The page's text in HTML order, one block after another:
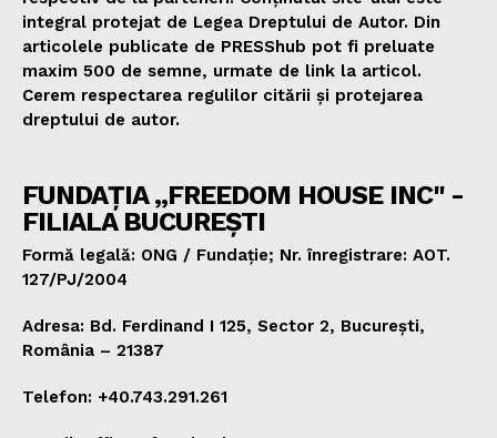
integral protejat de Legea Dreptului de Autor. Din
articolele publicate de PRESShub pot fi preluate
maxim 500 de semne, urmate de link la articol.
Cerem respectarea regulilor citării și protejarea
dreptului de autor.
FUNDAȚIA „FREEDOM HOUSE INC" -
FILIALA BUCUREȘTI
Formă legală: ONG / Fundație; Nr. înregistrare: AOT.
127/PJ/2004
Adresa: Bd. Ferdinand I 125, Sector 2, București,
România – 21387
Telefon: +40.743.291.261